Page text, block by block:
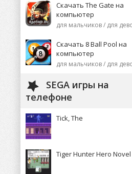
Скачать The Gate на
компьютер
Скачать 8 Ball Pool на
компьютер
SEGA игры на
телефоне
Tick, The
Tiger Hunter Hero Novel